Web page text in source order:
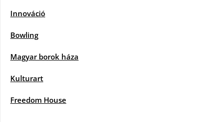
Innováció
Bowling
Magyar borok háza
Kulturart
Freedom House